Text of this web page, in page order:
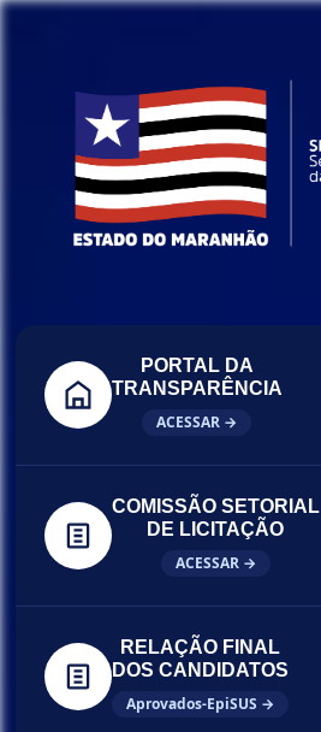
PORTAL DA
TRANSPARÊNCIA
ACESSAR →
COMISSÃO SETORIAL
DE LICITAÇÃO
ACESSAR →
RELAÇÃO FINAL
DOS CANDIDATOS
Aprovados-EpiSUS →